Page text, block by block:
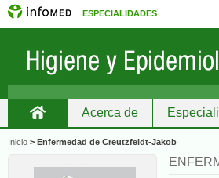
ESPECIALIDADES
Acerca de
Inicio > Enfermedad de Creutzfeldt-Jakob